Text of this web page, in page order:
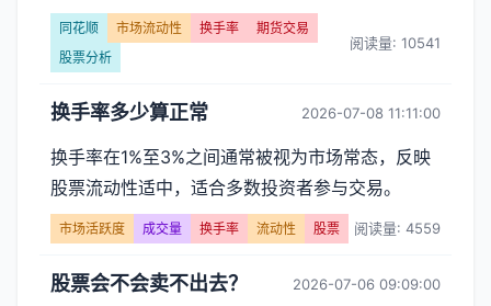
同花顺 市场流动性 换手率
期货交易
股票分析
阅读量: 10541
换手率多少算正常 2026-07-08 11:11:00
换手率在1%至3%之间通常被视为市场常态，反映
股票流动性适中，适合多数投资者参与交易。
市场活跃度 成交量 换手率 流动性 股票 阅读量: 4559
股票会不会卖不出去？ 2026-07-06 09:09:00